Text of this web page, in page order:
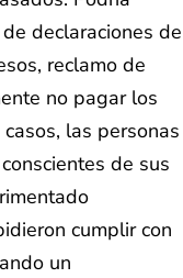
declaraciones de
reclamo de
no pagar los
las personas
de sus
cumplir con
un